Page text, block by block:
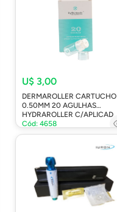
U$ 3,00
DERMAROLLER CARTUCHO
0.50MM 20 AGULHAS
HYDRAROLLER C/APLICAD
Cód: 4658